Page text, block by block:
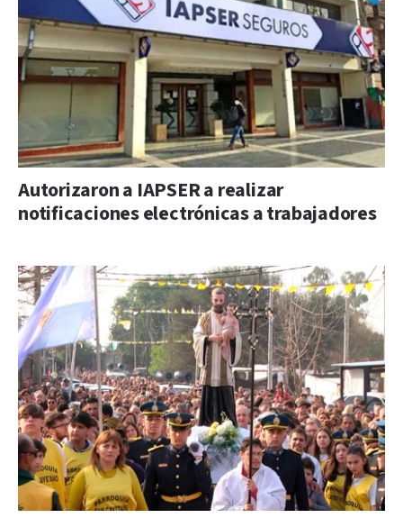
Autorizaron a IAPSER a realizar
notificaciones electrónicas a trabajadores